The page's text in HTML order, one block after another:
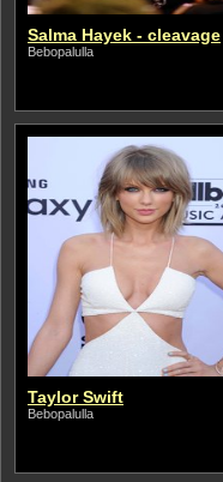
Salma Hayek - cleavage
Bebopalulla
Taylor Swift
Bebopalulla